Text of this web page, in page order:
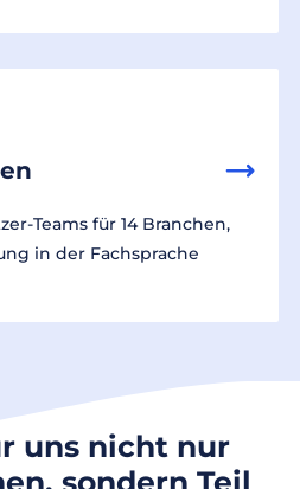
Teams für 14 Branchen,
in der Fachsprache
uns nicht nur
sondern Teil